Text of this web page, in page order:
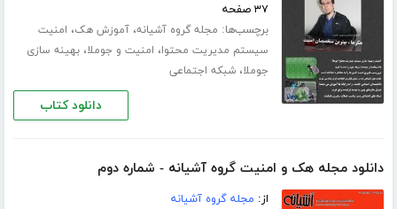
۳۷ صفحه
برچسب‌ها: مجله گروه آشیانه،آموزش هک، امنیت
سیستم مدیریت محتوا، امنیت و جوملا،بهینه سازی
جوملا،شبکه اجتماعی
دانلود کتاب
دانلود مجله هک و امنیت گروه آشیانه - شماره دوم
از: مجله گروه آشیانه